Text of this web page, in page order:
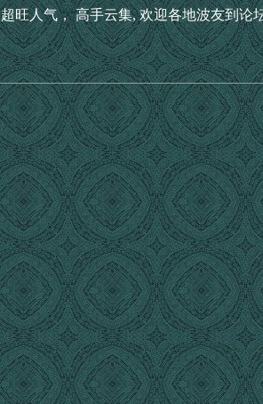
超旺人气， 高手云集, 欢迎各地波友到论